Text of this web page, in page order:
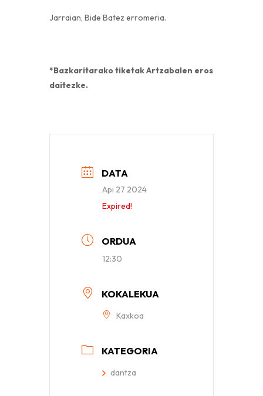
Jarraian, Bide Batez erromeria.
*Bazkaritarako tiketak Artzabalen eros
daitezke.
DATA
Api 27 2024
Expired!
ORDUA
12:30
KOKALEKUA
Kaxkoa
KATEGORIA
dantza